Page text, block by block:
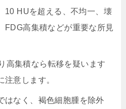
10 HUを超える、不均一、壊
FDG高集積などが重要な所見
高集積なら転移を疑います
注意します。
はなく、褐色細胞腫を除外